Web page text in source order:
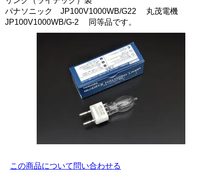
パナソニック JP100V1000WB/G22 丸茂電機
JP100V1000WB/G-2 同等品です。
この商品について問い合わせる